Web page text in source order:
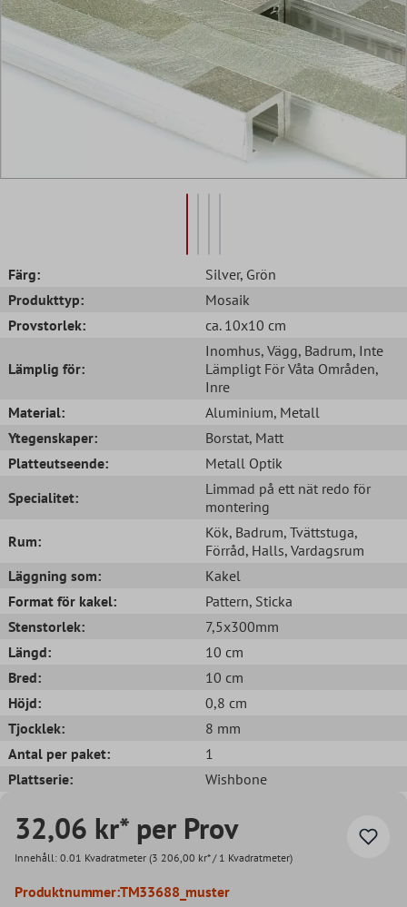
Färg: Silver, Grön
Produkttyp:
Mosaik
Provstorlek:
ca. 10x10 cm
Lämplig för:
Inomhus, Vägg, Badrum, Inte
Lämpligt För Våta Områden,
Inre
Material:
Aluminium, Metall
Ytegenskaper:
Borstat, Matt
Platteutseende:
Metall Optik
Specialitet:
Limmad på ett nät redo för
montering
Rum:
Kök, Badrum, Tvättstuga,
Förråd, Halls, Vardagsrum
Läggning som:
Kakel
Format för kakel:
Pattern, Sticka
Stenstorlek:
7,5x300mm
Längd:
10 cm
Bred:
10 cm
Höjd:
0,8 cm
Tjocklek:
8 mm
Antal per paket:
1
Plattserie:
Wishbone
32,06 kr* per Prov
Innehåll: 0.01 Kvadratmeter (3 206,00 kr* / 1 Kvadratmeter)
Produktnummer:TM33688_muster